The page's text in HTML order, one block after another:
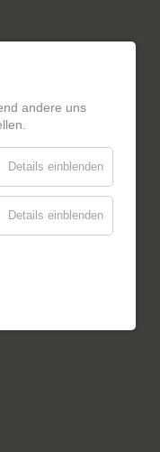
andere uns
Details einblenden
Details einblenden